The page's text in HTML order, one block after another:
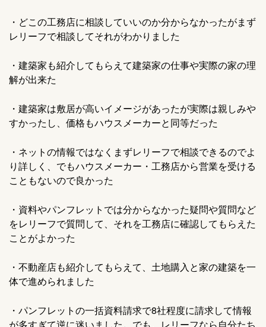
・どこの工務店に相談していいのか分からなかったがまず
レリーフで相談してそれがわかりました
・建築家も紹介してもらえて建築家の仕事や実際の家の理
解が出来た
・建築家は敷居が高いイメージがあったが実際は親しみや
すかったし、価格もハウスメーカーと同等だった
・ネットの情報ではなくまずレリーフで相談できるのでよ
り詳しく、でもハウスメーカー・工務店から営業を受ける
こともないので良かった
・資料やパンフレットでは分からなかった疑問や質問など
をレリーフで質問して、それを工務店に確認してもらえた
ことがよかった
・不動産店も紹介してもらえて、土地購入と家の建築を一
体で進められました
・パンフレットの一括資料請求で8社程度に請求して情報